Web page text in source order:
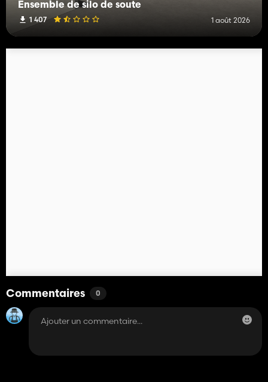
Ensemble de silo de soute
1 407 1 août 2026
Commentaires 0